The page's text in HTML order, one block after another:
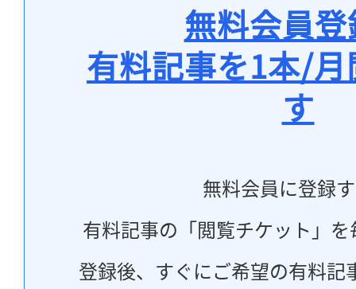
無料会員
有料記事を1本/
す
無料会員に登録
有料記事の「閲覧チケット」
登録後、すぐにご希望の有料記